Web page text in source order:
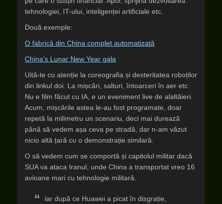
tehnologiei, IT-ului, inteligenței artificiale etc.
Două exemple:
O fabrică din China complet automatizată
China’s Lunar New Year gala
Uită-te cu atenție la coreografia și dexteritatea roboților
din linkul doi. La mișcări, salturi, întoarceri în aer etc.
Nu e film făcut cu IA, e un eveniment live de alaltăieri.
Acum, mișcările astea le-au fost programate, doar
repetă la milimetru un scenariu, deci mai durează
până să vedem așa ceva pe stradă, dar n-am văzut
nicio altă țară cu o demonstrație similară.
O să vedem cum se comportă și capitolul militar dacă
SUA va ataca Iranul, unde China a transportat vreo 16
avioane mari cu tehnologie militară.
iar după ce Huawei a picat în disgrație,